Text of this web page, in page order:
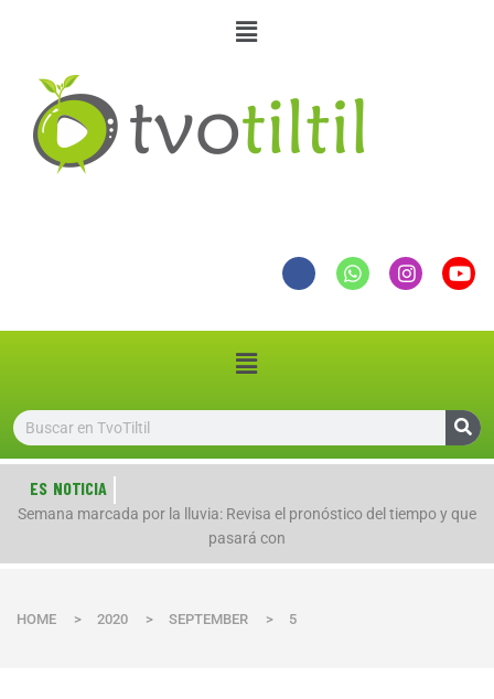
ES NOTICIA
Semana marcada por la lluvia: Revisa el pronóstico del tiempo y que
pasará con
HOME > 2020 > SEPTEMBER > 5